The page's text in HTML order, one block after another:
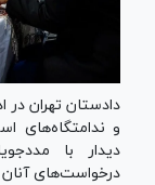
دادستان تهران در
و ندامتگاه‌های
دیدار با
درخواست‌های آنان